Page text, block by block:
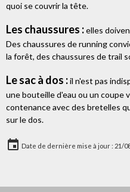
quoi se couvrir la tête.
Les chaussures :elles
Des chaussures de running
la forêt, des chaussures de trail
Le sac à dos :il n'est pas
une bouteille d'eau ou un
contenance avec des bretelles
sur le dos.
Date de dernière mise à jour : 21/